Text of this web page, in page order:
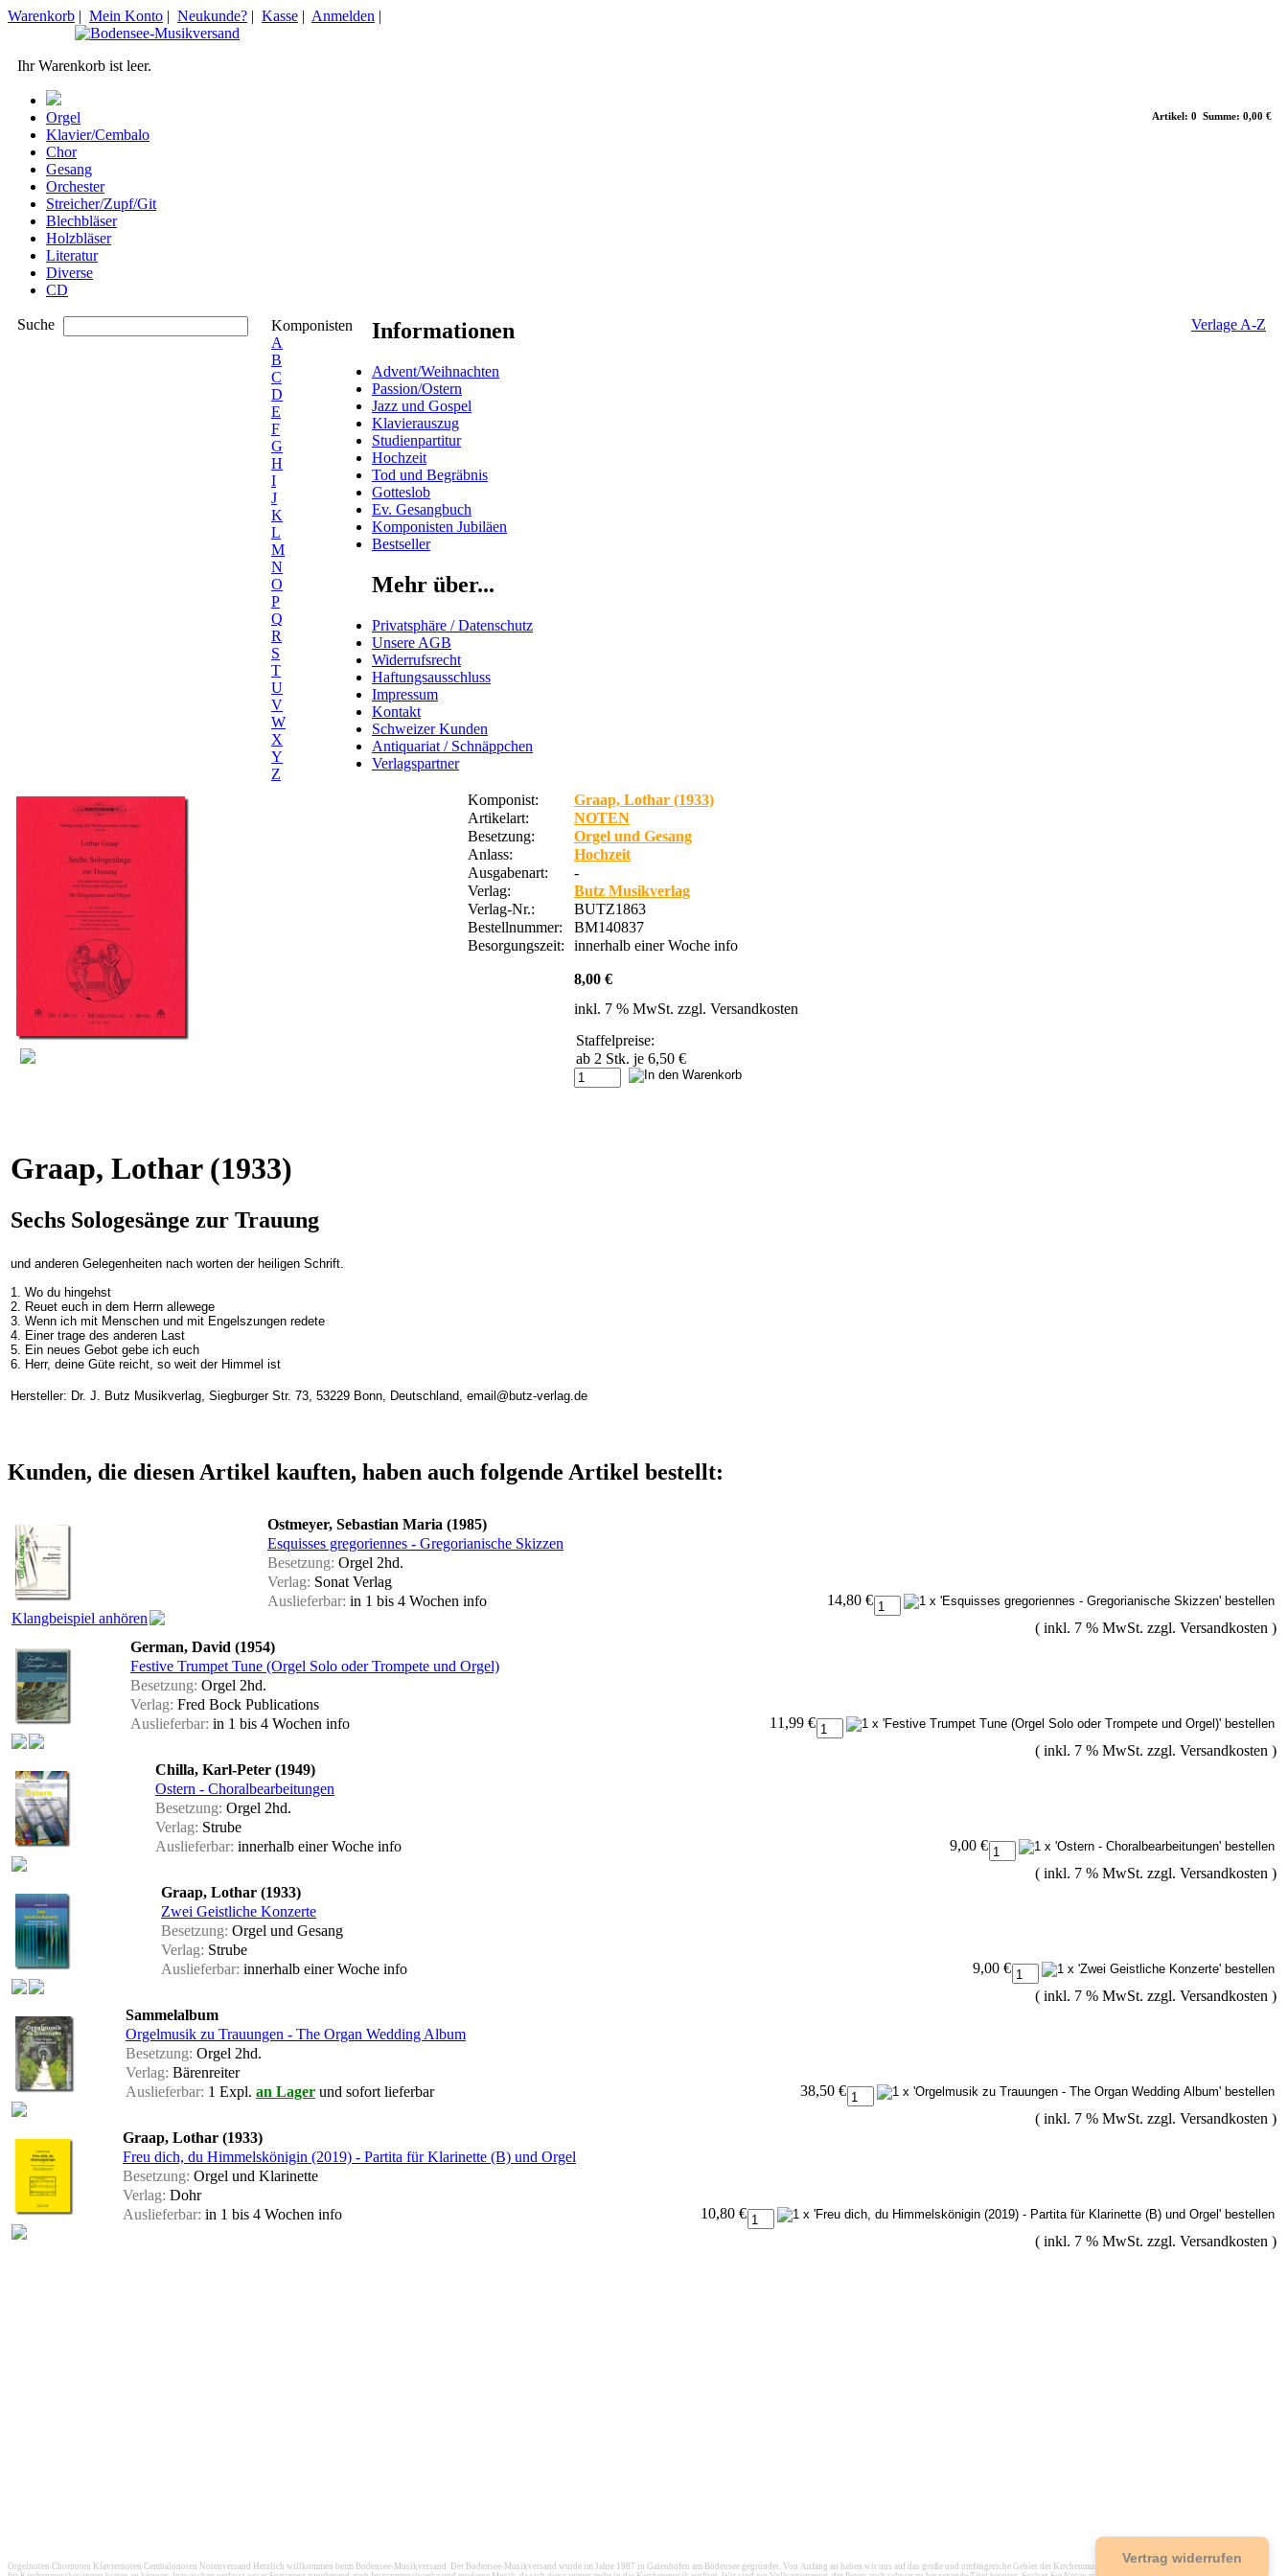
Artikel: 0 Summe: 0,00 €
Warenkorb | Mein Konto | Neukunde? | Kasse | Anmelden |
Ihr Warenkorb ist leer.
Orgel
Klavier/Cembalo
Chor
Gesang
Orchester
Streicher/Zupf/Git
Blechbläser
Holzbläser
Literatur
Diverse
CD
Suche
Komponisten
A
B
C
D
E
F
G
H
I
J
K
L
M
N
O
P
Q
R
S
T
U
V
W
X
Y
Z
Verlage A-Z
Informationen
Advent/Weihnachten
Passion/Ostern
Jazz und Gospel
Klavierauszug
Studienpartitur
Hochzeit
Tod und Begräbnis
Gotteslob
Ev. Gesangbuch
Komponisten Jubiläen
Bestseller
Mehr über...
Privatsphäre / Datenschutz
Unsere AGB
Widerrufsrecht
Haftungsausschluss
Impressum
Kontakt
Schweizer Kunden
Antiquariat / Schnäppchen
Verlagspartner
Komponist:
Graap, Lothar (1933)
Artikelart:
NOTEN
Besetzung:
Orgel und Gesang
Anlass:
Hochzeit
Ausgabenart:
-
Verlag:
Butz Musikverlag
Verlag-Nr.:
BUTZ1863
Bestellnummer:
BM140837
Besorgungszeit:
innerhalb einer Woche info
8,00 €
inkl. 7 % MwSt. zzgl. Versandkosten
Staffelpreise:
ab 2 Stk. je 6,50 €
Graap, Lothar(1933)
Sechs Sologesänge zur Trauung
und anderen Gelegenheiten nach worten der heiligen Schrift.
1. Wo du hingehst
2. Reuet euch in dem Herrn allewege
3. Wenn ich mit Menschen und mit Engelszungen redete
4. Einer trage des anderen Last
5. Ein neues Gebot gebe ich euch
6. Herr, deine Güte reicht, so weit der Himmel ist
Hersteller: Dr. J. Butz Musikverlag, Siegburger Str. 73, 53229 Bonn, Deutschland, email@butz-verlag.de
Kunden, die diesen Artikel kauften, haben auch folgende Artikel bestellt:
Klangbeispiel anhören
Ostmeyer, Sebastian Maria (1985)
Esquisses gregoriennes - Gregorianische Skizzen
Besetzung: Orgel 2hd.
Verlag: Sonat Verlag
Auslieferbar: in 1 bis 4 Wochen info
14,80 €
( inkl. 7 % MwSt. zzgl. Versandkosten )
German, David (1954)
Festive Trumpet Tune (Orgel Solo oder Trompete und Orgel)
Besetzung: Orgel 2hd.
Verlag: Fred Bock Publications
Auslieferbar: in 1 bis 4 Wochen info
11,99 €
( inkl. 7 % MwSt. zzgl. Versandkosten )
Chilla, Karl-Peter (1949)
Ostern - Choralbearbeitungen
Besetzung: Orgel 2hd.
Verlag: Strube
Auslieferbar: innerhalb einer Woche info
9,00 €
( inkl. 7 % MwSt. zzgl. Versandkosten )
Graap, Lothar (1933)
Zwei Geistliche Konzerte
Besetzung: Orgel und Gesang
Verlag: Strube
Auslieferbar: innerhalb einer Woche info
9,00 €
( inkl. 7 % MwSt. zzgl. Versandkosten )
Sammelalbum
Orgelmusik zu Trauungen - The Organ Wedding Album
Besetzung: Orgel 2hd.
Verlag: Bärenreiter
Auslieferbar: 1 Expl. an Lager und sofort lieferbar
38,50 €
( inkl. 7 % MwSt. zzgl. Versandkosten )
Graap, Lothar (1933)
Freu dich, du Himmelskönigin (2019) - Partita für Klarinette (B) und Orgel
Besetzung: Orgel und Klarinette
Verlag: Dohr
Auslieferbar: in 1 bis 4 Wochen info
10,80 €
( inkl. 7 % MwSt. zzgl. Versandkosten )
Orgelnoten Chornoten Klaviernoten Cembalonoten Notenversand Herzlich willkommen beim Bodensee-Musikversand. Der Bodensee-Musikversand wurde im Jahre 1987 in Gaienhofen am Bodensee gegründet. Von Anfang an haben wir uns auf das große und umfangreiche Gebiet der Kirchenmusik spezialisiert, um einen umfassenden Service
Vertrag widerrufen